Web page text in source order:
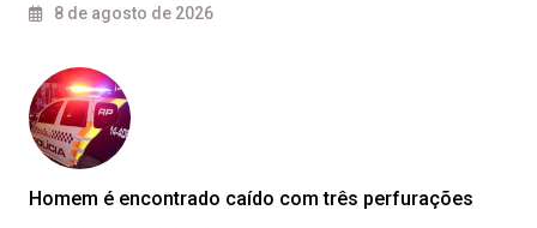
8 de agosto de 2026
Homem é encontrado caído com três perfurações